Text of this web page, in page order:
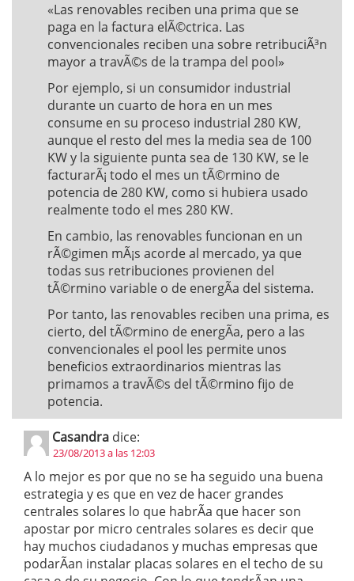
«Las renovables reciben una prima que se
paga en la factura elÃ©ctrica. Las
convencionales reciben una sobre retribuciÃ³n
mayor a travÃ©s de la trampa del pool»
Por ejemplo, si un consumidor industrial
durante un cuarto de hora en un mes
consume en su proceso industrial 280 KW,
aunque el resto del mes la media sea de 100
KW y la siguiente punta sea de 130 KW, se le
facturarÃ¡ todo el mes un tÃ©rmino de
potencia de 280 KW, como si hubiera usado
realmente todo el mes 280 KW.
En cambio, las renovables funcionan en un
rÃ©gimen mÃ¡s acorde al mercado, ya que
todas sus retribuciones provienen del
tÃ©rmino variable o de energÃ­a del sistema.
Por tanto, las renovables reciben una prima, es
cierto, del tÃ©rmino de energÃ­a, pero a las
convencionales el pool les permite unos
beneficios extraordinarios mientras las
primamos a travÃ©s del tÃ©rmino fijo de
potencia.
Casandra dice:
23/08/2013 a las 12:03
A lo mejor es por que no se ha seguido una buena
estrategia y es que en vez de hacer grandes
centrales solares lo que habrÃ­a que hacer son
apostar por micro centrales solares es decir que
hay muchos ciudadanos y muchas empresas que
podarÃ­an instalar placas solares en el techo de su